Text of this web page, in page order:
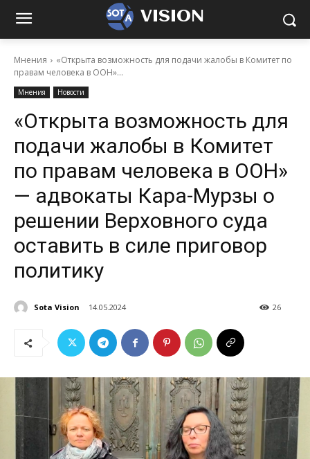
VISION
Мнения
«Открыта возможность для подачи жалобы в Комитет по
правам человека в ООН»...
Мнения Новости
«Открыта возможность для
подачи жалобы в Комитет
по правам человека в ООН»
— адвокаты Кара-Мурзы о
решении Верховного суда
оставить в силе приговор
политику
Sota Vision 14.05.2024 26